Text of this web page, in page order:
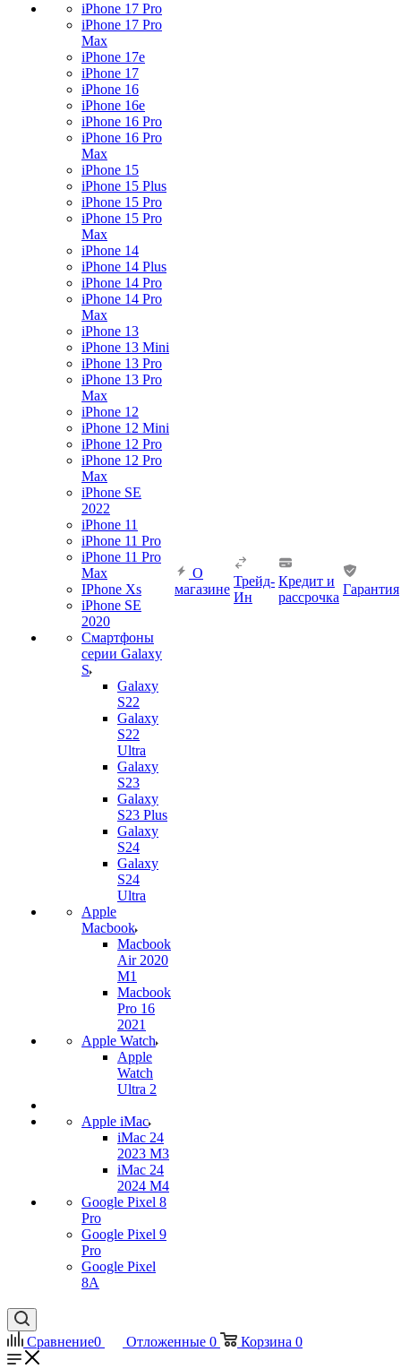
iPhone 17 Pro
iPhone 17 Pro
Max
iPhone 17e
iPhone 17
iPhone 16
iPhone 16e
iPhone 16 Pro
iPhone 16 Pro
Max
iPhone 15
iPhone 15 Plus
iPhone 15 Pro
iPhone 15 Pro
Max
iPhone 14
iPhone 14 Plus
iPhone 14 Pro
iPhone 14 Pro
Max
iPhone 13
iPhone 13 Mini
iPhone 13 Pro
iPhone 13 Pro
Max
iPhone 12
iPhone 12 Mini
iPhone 12 Pro
iPhone 12 Pro
Max
iPhone SE
2022
iPhone 11
iPhone 11 Pro
iPhone 11 Pro
Max
IPhone Xs
iPhone SE
2020
Смартфоны
серии Galaxy
S
Galaxy
S22
Galaxy
S22
Ultra
Galaxy
S23
Galaxy
S23 Plus
Galaxy
S24
Galaxy
S24
Ultra
Apple
Macbook
Macbook
Air 2020
M1
Macbook
Pro 16
2021
Apple Watch
Apple
Watch
Ultra 2
Apple iMac
iMac 24
2023 M3
iMac 24
2024 M4
Google Pixel 8
Pro
Google Pixel 9
Pro
Google Pixel
8A
О
магазине
Трейд-
Ин
Кредит и
рассрочка
Гарантия
Сравнение0 Отложенные 0 Корзина 0